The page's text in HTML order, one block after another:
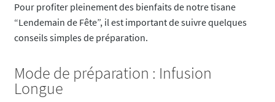
Pour profiter pleinement des bienfaits de notre tisane
“Lendemain de Fête”, il est important de suivre quelques
conseils simples de préparation.
Mode de préparation : Infusion
Longue